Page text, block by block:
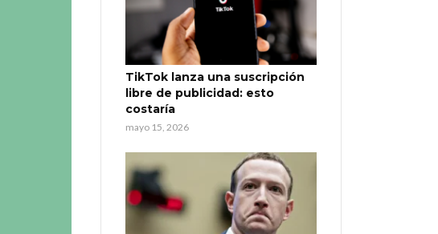
TikTok lanza una suscripción
libre de publicidad: esto
costaría
mayo 15, 2026